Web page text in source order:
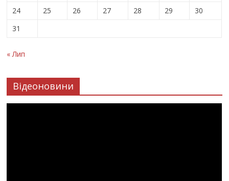
24
25 26 27 28 29
30
31
« Лип
Відеоновини